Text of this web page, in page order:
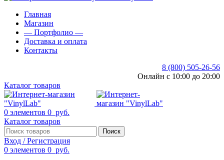
Главная
Магазин
— Портфолио —
Доставка и оплата
Контакты
8 (800) 505-26-56
Онлайн с 10:00 до 20:00
Каталог товаров
0 элементов 0 руб.
Каталог товаров
Поиск
Вход / Регистрация
0 элементов 0 руб.